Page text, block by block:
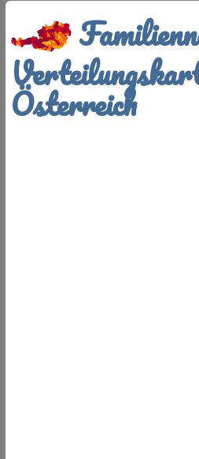
Österreich